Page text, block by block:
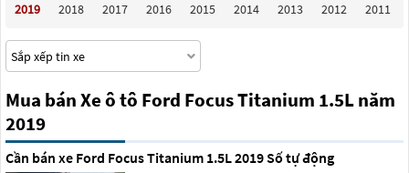
2019 2018 2017 2016 2015 2014 2013 2012 2011
Mua bán Xe ô tô Ford Focus Titanium 1.5L năm
2019
Cần bán xe Ford Focus Titanium 1.5L 2019 Số tự động